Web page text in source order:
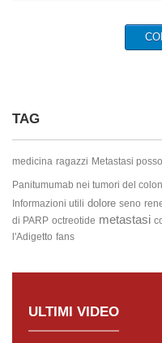
TAG
medicina ragazzi Metastasi
Panitumumab nei tumori del colon
Informazioni utili dolore seno
di PARP octreotide metastasi
l'Adigetto fans
ULTIMI VIDEO